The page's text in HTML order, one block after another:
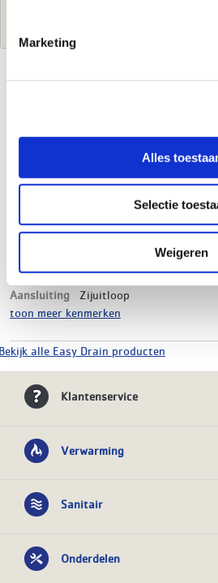
Marketing
Alles
Selectie
Weigeren
Merk
Easy Drain
RLCED1000MW
Product soort
Douchegoot
R-line clean
Materiaal
RVS
Breedte
60 mm
Aansluiting
Zijuitloop
toon meer kenmerken
alle Easy Drain producten
Klantenservice
Verwarming
Sanitair
Onderdelen